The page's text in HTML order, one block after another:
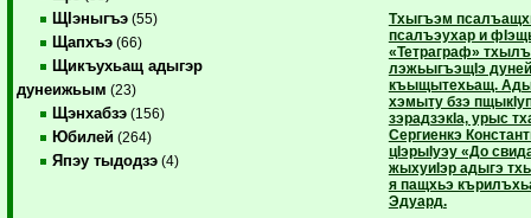
ЩIэныгъэ (55)
Щапхъэ (66)
Щикъухьащ адыгэр
дунеижьым (23)
Щэнхабзэ (156)
Юбилей (264)
Япэу тыдодзэ (4)
Тхыгъэм
псалъэухар и
«Тетраграф»
лэжьыгъэщIэ
къыщытехьащ.
хэмыту бзэ
зэрадзэкIа, урыс
Сергиенкэ
цIэрыIуэу «До
жыхуиIэр адыгэ
я пащхьэ
Эдуард.